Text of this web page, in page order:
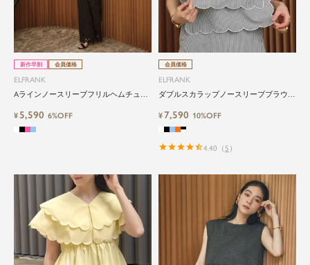
新作早割 会員価格
ELFRANK
Aラインノースリーブフリルヘムチュニ
¥5,590 6%OFF
会員価格
ELFRANK
ダブルスカラップノースリーブブラウス
¥7,590 10%OFF
4.40 （5 ）